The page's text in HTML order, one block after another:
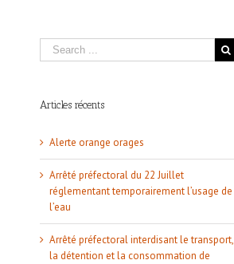
Articles récents
Alerte orange orages
Arrêté préfectoral du 22 Juillet
réglementant temporairement l’usage de
l’eau
Arrêté préfectoral interdisant le transport,
la détention et la consommation de